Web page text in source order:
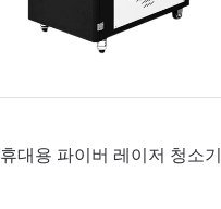
휴대용 파이버 레이저 청소기